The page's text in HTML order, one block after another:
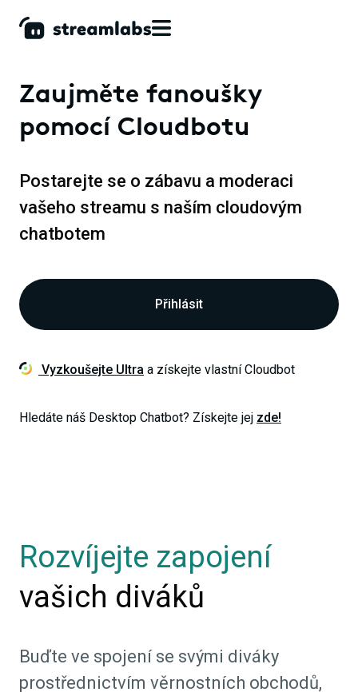
Zaujměte fanoušky
pomocí Cloudbotu
Postarejte se o zábavu a moderaci
vašeho streamu s naším cloudovým
chatbotem
Přihlásit
Vyzkoušejte Ultra a získejte vlastní Cloudbot
Hledáte náš Desktop Chatbot? Získejte jej zde!
Rozvíjejte zapojení
vašich diváků
Buďte ve spojení se svými diváky
prostřednictvím věrnostních obchodů,